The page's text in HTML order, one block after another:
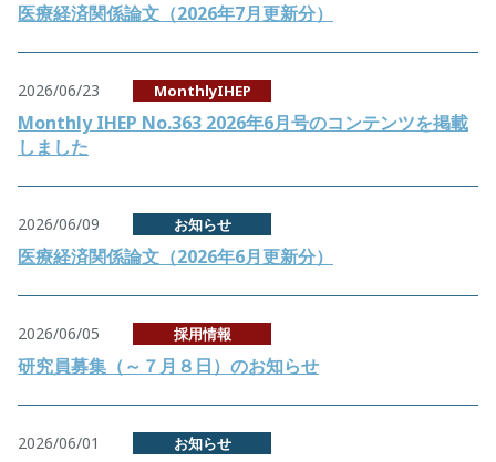
医療経済関係論文（2026年7月更新分）
2026/06/23 MonthlyIHEP
Monthly IHEP No.363 2026年6月号のコンテンツを掲載
しました
2026/06/09 お知らせ
医療経済関係論文（2026年6月更新分）
2026/06/05 採用情報
研究員募集（～７月８日）のお知らせ
2026/06/01 お知らせ